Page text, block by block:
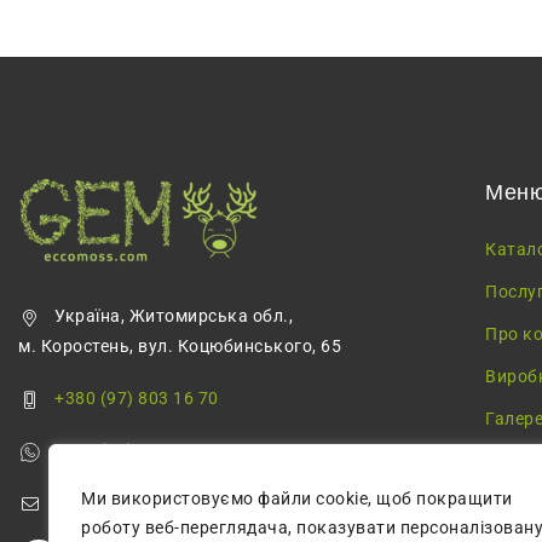
Ми використовуємо файли cookie, щоб покращити
роботу веб-переглядача, показувати персоналізовану
Україна, Житомирська обл.,
м. Коростень, вул. Коцюбинського, 65
+380 (97) 803 16 70
+380 (68) 355 68 57
greenmossecco@gmail.com
Про